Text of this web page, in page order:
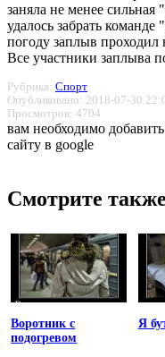
заняла не менее
удалось забрать
погоду заплыв
Все участники заплыва
Рубрика: Спорт
Опубликовано: 2018-07-30
Просмотров: 4704
вам необходимо
сайту в google
Смотрите
Воротник с
подогревом
Я